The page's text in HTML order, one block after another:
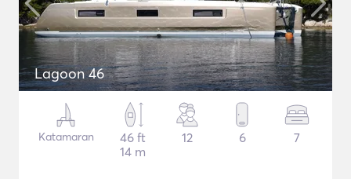
Lagoon 46
Katamaran
46 ft
14 m
12 6 7